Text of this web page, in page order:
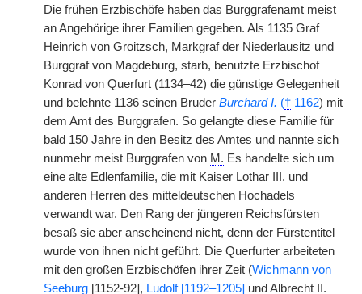
Die frühen Erzbischöfe haben das Burggrafenamt meist
an Angehörige ihrer Familien gegeben. Als 1135 Graf
Heinrich von Groitzsch, Markgraf der Niederlausitz und
Burggraf von Magdeburg, starb, benutzte Erzbischof
Konrad von Querfurt (1134–42) die günstige Gelegenheit
und belehnte 1136 seinen Bruder Burchard I. († 1162) mit
dem Amt des Burggrafen. So gelangte diese Familie für
bald 150 Jahre in den Besitz des Amtes und nannte sich
nunmehr meist Burggrafen von M. Es handelte sich um
eine alte Edlenfamilie, die mit Kaiser Lothar III. und
anderen Herren des mitteldeutschen Hochadels
verwandt war. Den Rang der jüngeren Reichsfürsten
besaß sie aber anscheinend nicht, denn der Fürstentitel
wurde von ihnen nicht geführt. Die Querfurter arbeiteten
mit den großen Erzbischöfen ihrer Zeit (Wichmann von
Seeburg [1152-92], Ludolf [1192–1205] und Albrecht II.